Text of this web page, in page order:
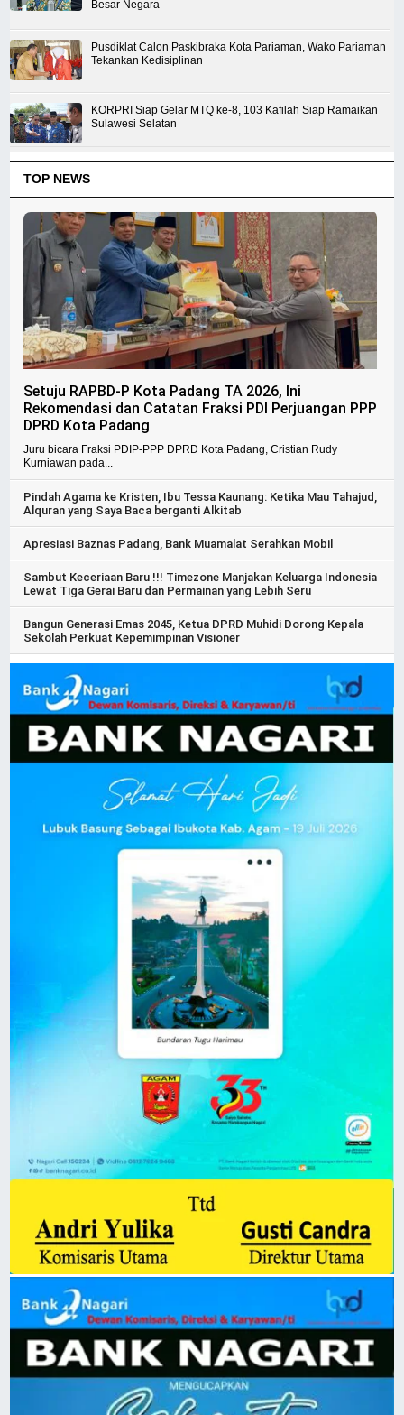
Besar Negara
Pusdiklat Calon Paskibraka Kota Pariaman, Wako Pariaman
Tekankan Kedisiplinan
KORPRI Siap Gelar MTQ ke-8, 103 Kafilah Siap Ramaikan
Sulawesi Selatan
TOP NEWS
Setuju RAPBD-P Kota Padang TA 2026, Ini
Rekomendasi dan Catatan Fraksi PDI Perjuangan PPP
DPRD Kota Padang
Juru bicara Fraksi PDIP-PPP DPRD Kota Padang, Cristian Rudy
Kurniawan pada...
Pindah Agama ke Kristen, Ibu Tessa Kaunang: Ketika Mau Tahajud,
Alquran yang Saya Baca berganti Alkitab
Apresiasi Baznas Padang, Bank Muamalat Serahkan Mobil
Sambut Keceriaan Baru !!! Timezone Manjakan Keluarga Indonesia
Lewat Tiga Gerai Baru dan Permainan yang Lebih Seru
Bangun Generasi Emas 2045, Ketua DPRD Muhidi Dorong Kepala
Sekolah Perkuat Kepemimpinan Visioner